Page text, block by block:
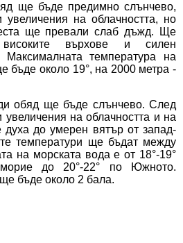
ще бъде предимно слънчево,
на облачността, но
ще превали слаб дъжд. Ще
върхове и силен
Максималната температура на
бъде около 19°, на 2000 метра -
обяд ще бъде слънчево. След
на облачността и на
до умерен вятър от запад-
температури ще бъдат между
на морската вода е от 18°-19°
до 20°-22° по Южното.
бъде около 2 бала.